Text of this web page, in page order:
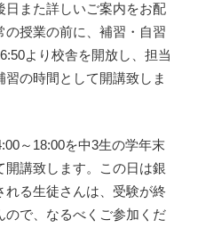
日また詳しいご案内をお配
の授業の前に、補習・自習
より校舎を開放し、担当
の時間として開講致しま
～18:00を中3生の学年末
開講致します。この日は銀
る生徒さんは、受験が終
ので、なるべくご参加くだ